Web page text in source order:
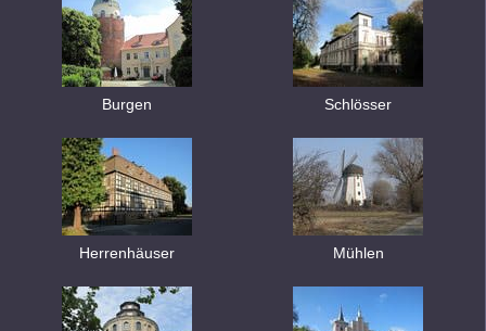
Burgen Schlösser
Herrenhäuser Mühlen